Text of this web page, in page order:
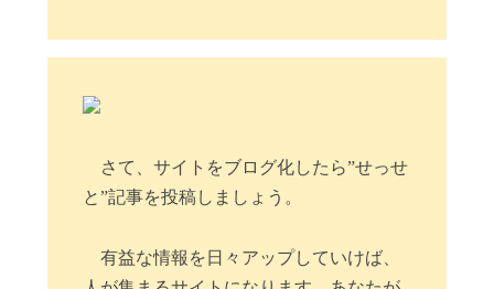
さて、サイトをブログ化したら”せっせ
と”記事を投稿しましょう。
有益な情報を日々アップしていけば、